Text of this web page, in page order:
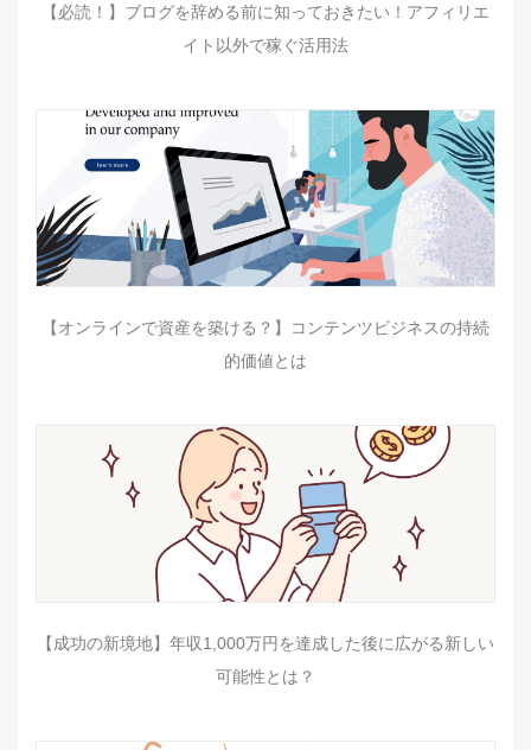
【必読！】ブログを辞める前に知っておきたい！アフィリエ
イト以外で稼ぐ活用法
【オンラインで資産を築ける？】コンテンツビジネスの持続
的価値とは
【成功の新境地】年収1,000万円を達成した後に広がる新しい
可能性とは？